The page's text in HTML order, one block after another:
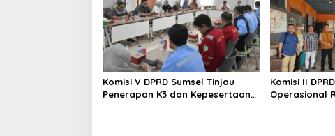
Komisi V DPRD Sumsel Tinjau
Penerapan K3 dan Kepesertaan
Komisi II
Operasional